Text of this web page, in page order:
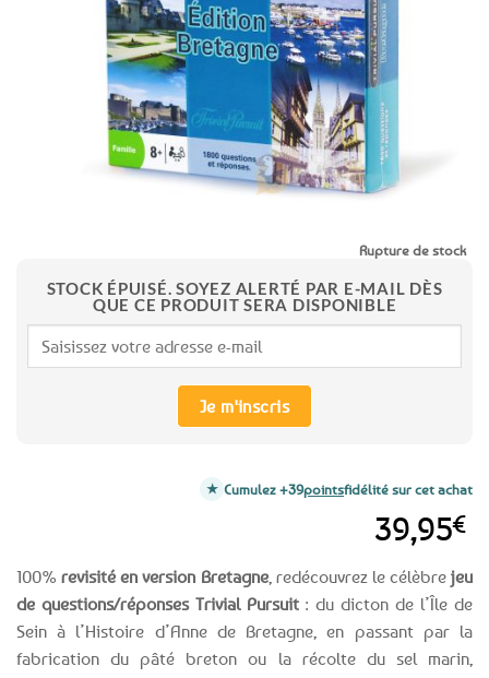
100%revisité en version Bretagne, redécouvrez le célèbre jeu
de questions/réponses Trivial Pursuit : du dicton de l’Île de
Sein à l’Histoire d’Anne de Bretagne, en passant par la
fabrication du pâté breton ou la récolte du sel marin,
39,95€
Rupture de stock
STOCK ÉPUISÉ. SOYEZ ALERTÉ PAR E-MAIL DÈS
QUE CE PRODUIT SERA DISPONIBLE
Je m'inscris
Cumulez +39pointsfidélité sur cet achat